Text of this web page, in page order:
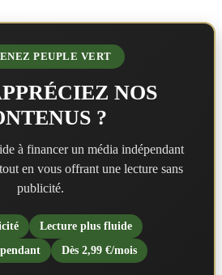
PEUPLE VERT
NOS
?
à financer un média indépendant
en vous offrant une lecture sans
publicité.
Lecture plus fluide
Dès 2,99 €/mois